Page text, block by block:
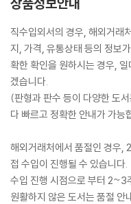
직수입외서의 경우, 해외거래
지, 가격, 유통상태 등의 정보
확한 확인을 원하시는 경우,
겠습니다.
(판형과 판수 등이 다양한 도
다 빠르고 정확한 안내가 가능
해외거래처에서 품절인 경우,
접 수입이 진행될 수 있습니다.
수입 진행 시점으로 부터 2~3
원활하지 않은 도서는 품절 안